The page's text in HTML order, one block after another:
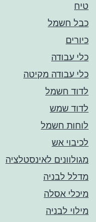
טיח
כבל חשמל
כיורים
כלי עבודה
כלי עבודה מקיטה
לדוד חשמל
לדוד שמש
לוחות חשמל
לכיבוי אש
מגולוונים לאינסטלציה
מדלל לבניה
מיכלי אסלה
מילוי לבניה